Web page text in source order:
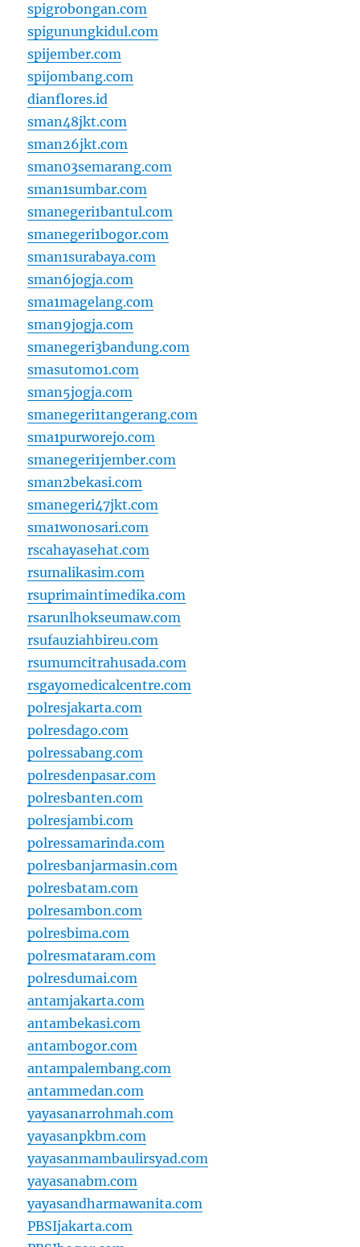
spigrobongan.com
spigunungkidul.com
spijember.com
spijombang.com
dianflores.id
sman48jkt.com
sman26jkt.com
sman03semarang.com
sman1sumbar.com
smanegeri1bantul.com
smanegeri1bogor.com
sman1surabaya.com
sman6jogja.com
sma1magelang.com
sman9jogja.com
smanegeri3bandung.com
smasutomo1.com
sman5jogja.com
smanegeri1tangerang.com
sma1purworejo.com
smanegeri1jember.com
sman2bekasi.com
smanegeri47jkt.com
sma1wonosari.com
rscahayasehat.com
rsumalikasim.com
rsuprimaintimedika.com
rsarunlhokseumaw.com
rsufauziahbireu.com
rsumumcitrahusada.com
rsgayomedicalcentre.com
polresjakarta.com
polresdago.com
polressabang.com
polresdenpasar.com
polresbanten.com
polresjambi.com
polressamarinda.com
polresbanjarmasin.com
polresbatam.com
polresambon.com
polresbima.com
polresmataram.com
polresdumai.com
antamjakarta.com
antambekasi.com
antambogor.com
antampalembang.com
antammedan.com
yayasanarrohmah.com
yayasanpkbm.com
yayasanmambaulirsyad.com
yayasanabm.com
yayasandharmawanita.com
PBSIjakarta.com